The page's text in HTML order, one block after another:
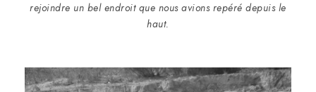
rejoindre un bel endroit que nous avions repéré depuis le
haut.